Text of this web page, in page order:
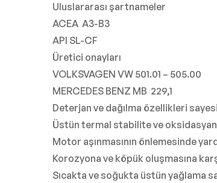
Uluslararası şartnameler
ACEA A3-B3
API SL-CF
Üretici onayları
VOLKSVAGEN VW 501.01 – 505.00
MERCEDES BENZ MB 229,1
Deterjan ve dağılma özellikleri
Üstün termal stabilite ve
Motor aşınmasının önlemesinde
Korozyona ve köpük oluşmasına
Sıcakta ve soğukta üstün yağlama